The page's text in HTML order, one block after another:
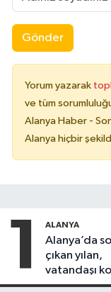
Gönder
Yorum yazarak
ve tüm
Alanya Haber -
Alanya hiçbir
1 ALANYA
Alanya’da
çıkan yılan,
vatandaşı